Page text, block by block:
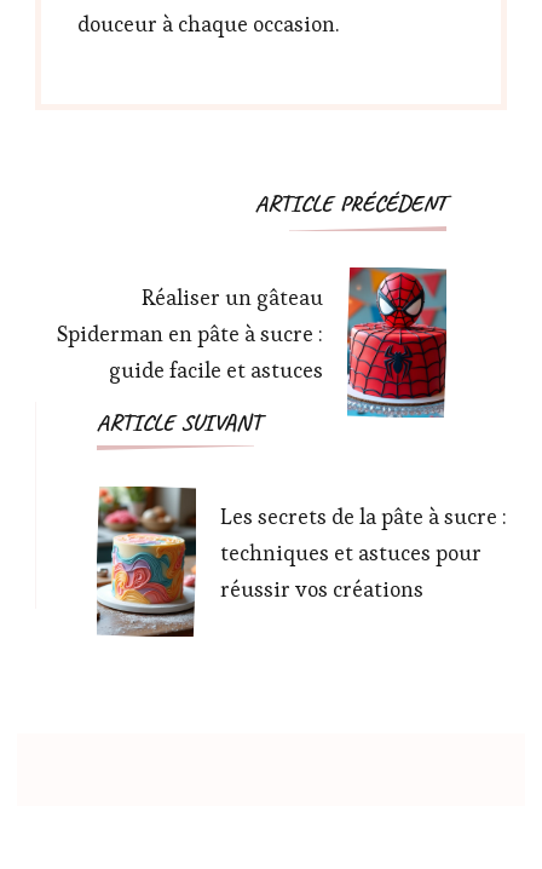
douceur à chaque occasion.
Navigation
ARTICLE PRÉCÉDENT
Réaliser un gâteau
Spiderman en pâte à sucre :
guide facile et astuces
ARTICLE SUIVANT
Les secrets de la pâte à sucre :
techniques et astuces pour
réussir vos créations